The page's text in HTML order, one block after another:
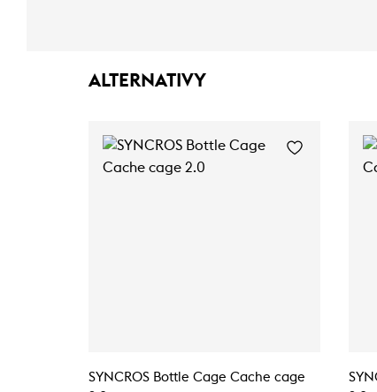
ALTERNATIVY
SYNCROS Bottle Cage Cache cage